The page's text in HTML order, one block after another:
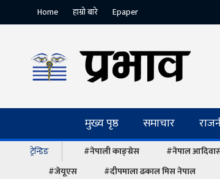
Home हाम्रो बारे Epaper
मुख्य पृष्ठ समाचार
ट्रेन्डिङ #नेपाली काङ्ग्रेस #नेपाल
#जेयूएस
#दीपमाला ढकाल मिस नेपाल